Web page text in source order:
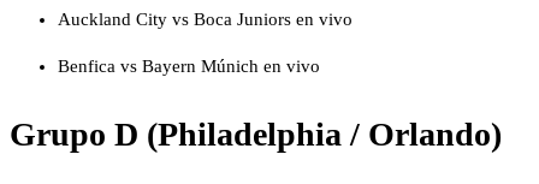
Auckland City vs Boca Juniors en vivo
Benfica vs Bayern Múnich en vivo
Grupo D (Philadelphia / Orlando)